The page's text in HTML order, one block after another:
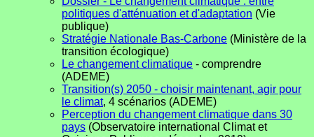
politiques d'atténuation et d'adaptation (Vie
publique)
Stratégie Nationale Bas-Carbone (Ministère de la
transition écologique)
Le changement climatique - comprendre
(ADEME)
Transition(s) 2050 - choisir maintenant, agir pour
le climat, 4 scénarios (ADEME)
Perception du changement climatique dans 30
pays (Observatoire international Climat et